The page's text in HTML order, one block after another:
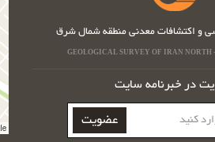
و اکتشافات معدنی منطقه شمال شرق
GEOLOGICAL SURVEY OF IRAN NORTH
در خبرنامه سایت
عضویت